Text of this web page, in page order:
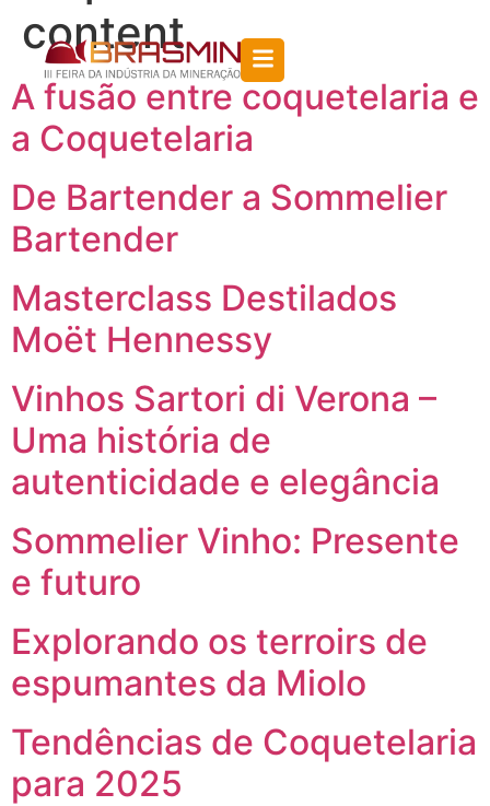
content
A fusão entre coquetelaria e
a Coquetelaria
De Bartender a Sommelier
Bartender
Masterclass Destilados
Moët Hennessy
Vinhos Sartori di Verona –
Uma história de
autenticidade e elegância
Sommelier Vinho: Presente
e futuro
Explorando os terroirs de
espumantes da Miolo
Tendências de Coquetelaria
para 2025